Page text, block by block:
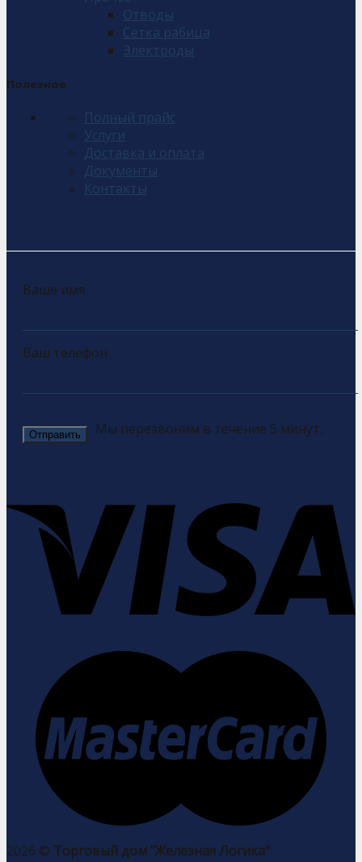
Отводы
Сетка рабица
Электроды
Полезное
Полный прайс
Услуги
Доставка и оплата
Документы
Контакты
Ваше имя
Ваш телефон
Мы перезвоним в течение 5 минут.
2026 © Торговый дом "Железная Логика"